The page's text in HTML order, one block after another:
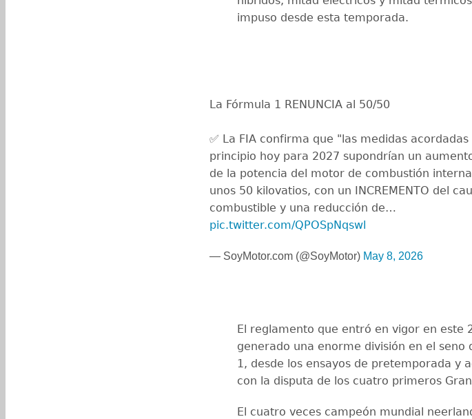
impuso desde esta temporada.
La Fórmula 1 RENUNCIA al 50/50
✅ La FIA confirma que "las medidas acordadas
principio hoy para 2027 supondrían un
de la potencia del motor de combustión interna
unos 50 kilovatios, con un INCREMENTO del
combustible y una reducción de…
pic.twitter.com/QPOSpNqswl
— SoyMotor.com (@SoyMotor) May 8, 2026
El reglamento que entró en vigor en este
generado una enorme división en el seno
1, desde los ensayos de pretemporada y
con la disputa de los cuatro primeros
El cuatro veces campeón mundial